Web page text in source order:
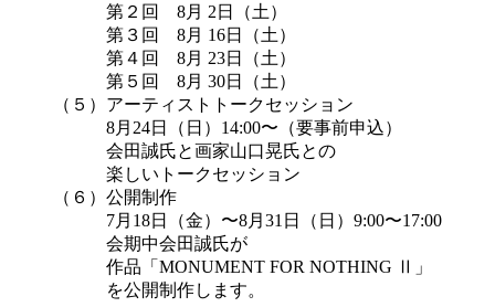
第２回 8月 2日（土）
第３回 8月 16日（土）
第４回 8月 23日（土）
第５回 8月 30日（土）
（５）アーティストトークセッション
8月24日（日）14:00〜（要事前申込）
会田誠氏と画家山口晃氏との
楽しいトークセッション
（６）公開制作
7月18日（金）〜8月31日（日）9:00〜17:00
会期中会田誠氏が
作品「MONUMENT FOR NOTHING Ⅱ」
を公開制作します。